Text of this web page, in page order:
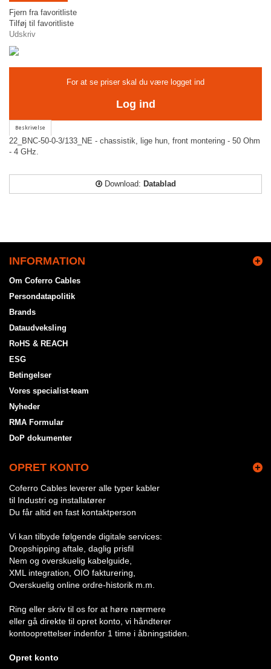
Fjern fra favoritliste
Tilføj til favoritliste
Udskriv
For at se priser skal du være logget ind
Log ind
22_BNC-50-0-3/133_NE - chassistik, lige hun, front montering - 50 Ohm
- 4 GHz.
Download: Datablad
INFORMATION
Om Coferro Cables
Persondatapolitik
Brands
Dataudveksling
RoHS & REACH
ESG
Betingelser
Vores specialist-team
Nyheder
RMA Formular
DoP dokumenter
OPRET KONTO
Coferro Cables leverer alle typer kabler
til Industri og installatører
Du får altid en fast kontaktperson
Vi kan tilbyde følgende digitale services:
Dropshipping aftale, daglig prisfil
Nem og overskuelig kabelguide,
XML integration, OIO fakturering,
Overskuelig online ordre-historik m.m.
Ring eller skriv til os for at høre nærmere
eller gå direkte til opret konto, vi håndterer
kontooprettelser indenfor 1 time i åbningstiden.
Opret konto